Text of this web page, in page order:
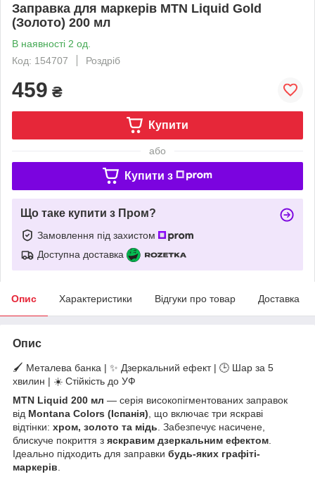
Заправка для маркерів MTN Liquid Gold
(Золото) 200 мл
В наявності 2 од.
Код: 154707
Роздріб
459 ₴
Купити
або
Купити з
Що таке купити з Пром?
Замовлення під захистом
Доступна доставка
Опис Характеристики Відгуки про товар Доставка
Опис
🖌️ Металева банка | ✨ Дзеркальний ефект | 🕒 Шар за 5
хвилин | ☀️ Стійкість до УФ
MTN Liquid 200 мл — серія високопігментованих заправок
від Montana Colors (Іспанія) , що включає три яскраві
відтінки: хром, золото та мідь . Забезпечує насичене,
блискуче покриття з яскравим дзеркальним ефектом
Ідеально підходить для заправки будь-яких графіті-
маркерів